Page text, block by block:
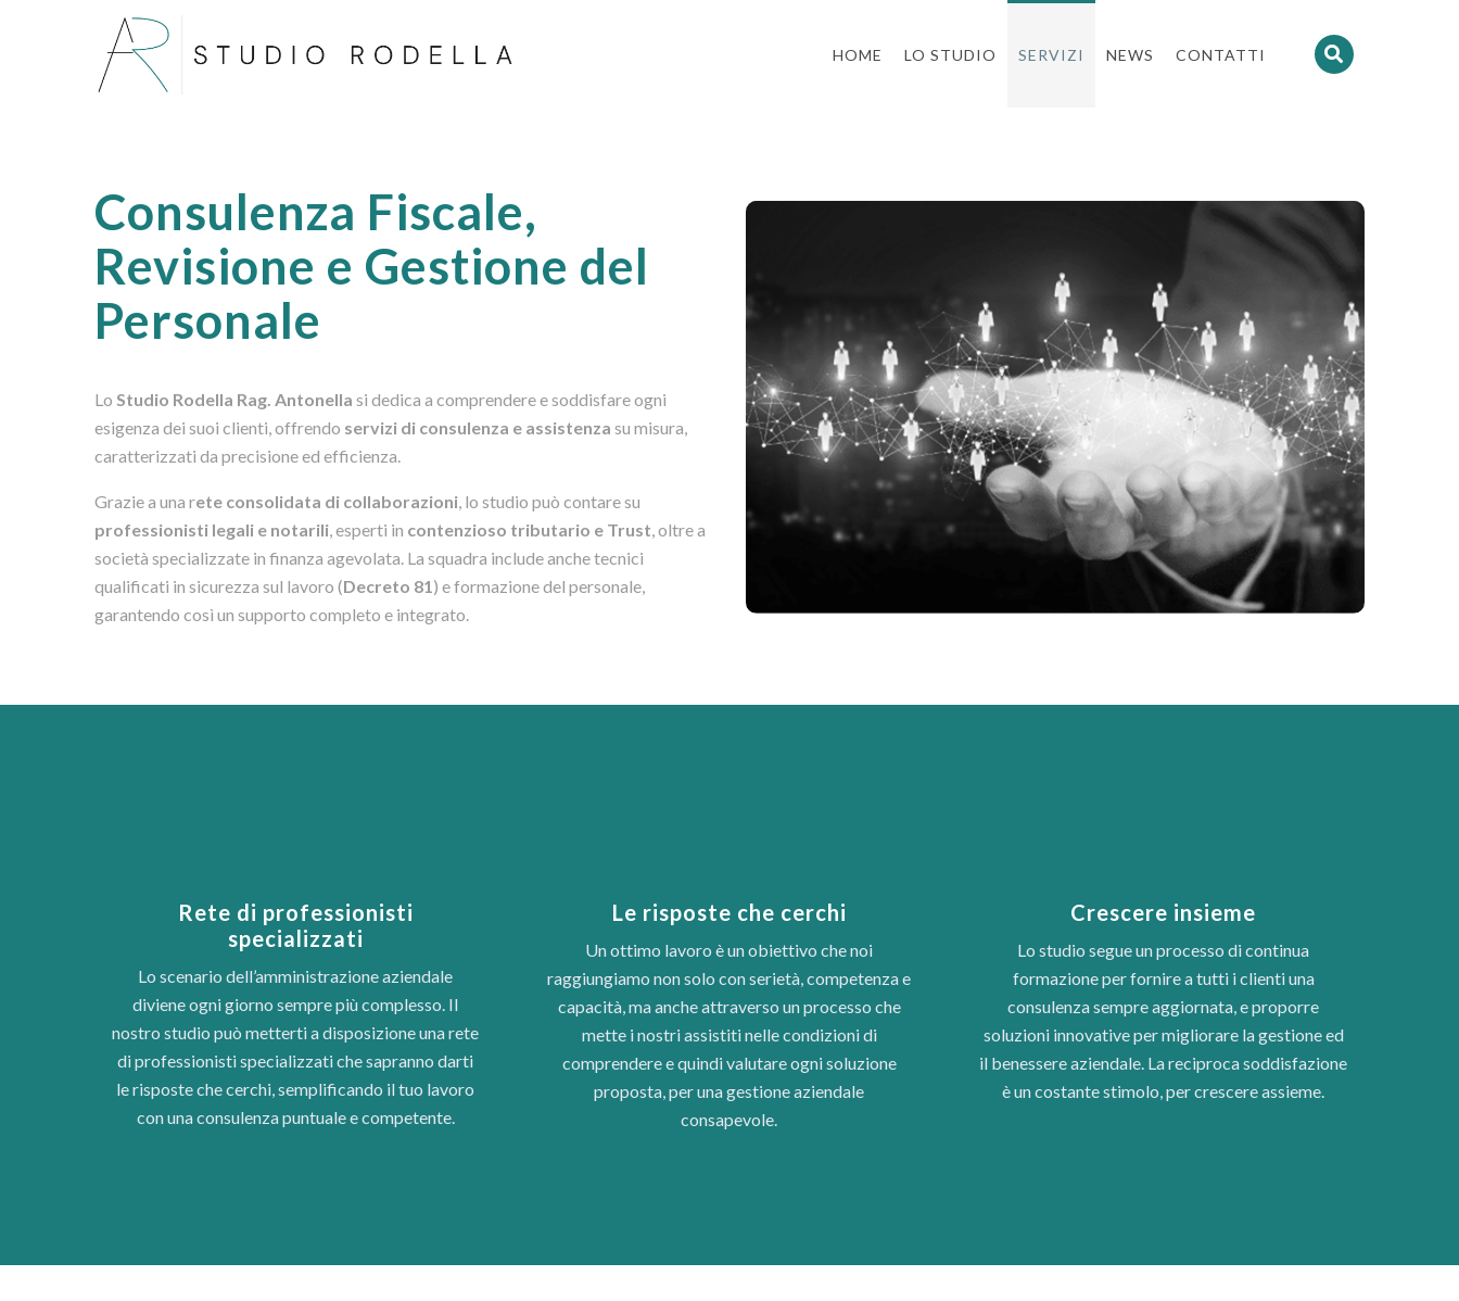
HOME LO STUDIO SERVIZI NEWS CONTATTI
Consulenza Fiscale,
Revisione e Gestione del
Personale
LoStudio Rodella Rag. Antonella si dedica a comprendere e soddisfare ogni
esigenza dei suoi clienti, offrendo servizi di consulenza e assistenza su misura,
caratterizzati da precisione ed efficienza.
Grazie a una rete consolidata di collaborazioni, lo studio può contare su
professionisti legali e notarili, esperti in contenzioso tributario e Trust, oltre a
società specializzate in finanza agevolata. La squadra include anche tecnici
qualificati in sicurezza sul lavoro (Decreto 81) e formazione del personale,
garantendo così un supporto completo e integrato.
Rete di professionisti
specializzati
Lo scenario dell’amministrazione aziendale
diviene ogni giorno sempre più complesso. Il
nostro studio può metterti a disposizione una rete
di professionisti specializzati che sapranno darti
le risposte che cerchi, semplificando il tuo lavoro
con una consulenza puntuale e competente.
Le risposte che cerchi
Un ottimo lavoro è un obiettivo che noi
raggiungiamo non solo con serietà, competenza e
capacità, ma anche attraverso un processo che
mette i nostri assistiti nelle condizioni di
comprendere e quindi valutare ogni soluzione
proposta, per una gestione aziendale
consapevole.
Crescere insieme
Lo studio segue un processo di continua
formazione per fornire a tutti i clienti una
consulenza sempre aggiornata, e proporre
soluzioni innovative per migliorare la gestione ed
il benessere aziendale. La reciproca soddisfazione
è un costante stimolo, per crescere assieme.